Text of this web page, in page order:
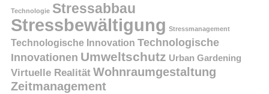
Technologie Stressabbau
Stressbewältigung Stressmanagement
Technologische Innovation Technologische
Innovationen Umweltschutz Urban Gardening
Virtuelle Realität Wohnraumgestaltung
Zeitmanagement